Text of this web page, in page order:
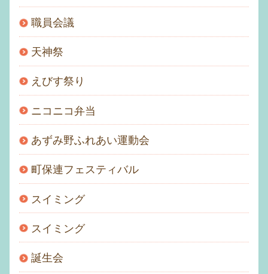
職員会議
天神祭
えびす祭り
ニコニコ弁当
あずみ野ふれあい運動会
町保連フェスティバル
スイミング
スイミング
誕生会